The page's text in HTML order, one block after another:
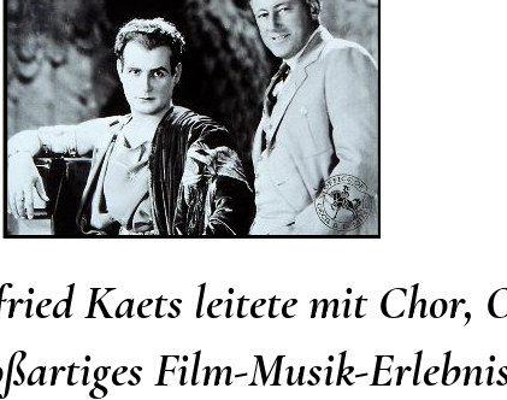
Kaets leitete mit Chor,
Film-Musik-